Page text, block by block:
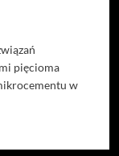
pięcioma
w